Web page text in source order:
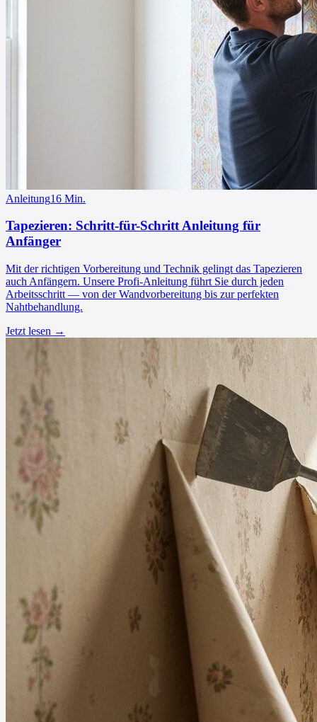
Anleitung16 Min.
Tapezieren: Schritt-für-Schritt Anleitung für
Anfänger
Mit der richtigen Vorbereitung und Technik gelingt das Tapezieren
auch Anfängern. Unsere Profi-Anleitung führt Sie durch jeden
Arbeitsschritt — von der Wandvorbereitung bis zur perfekten
Nahtbehandlung.
Jetzt lesen →